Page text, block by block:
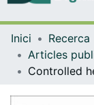
Inici Recerca